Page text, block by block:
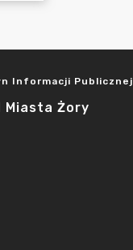
Informacji Publicznej
Miasta Żory